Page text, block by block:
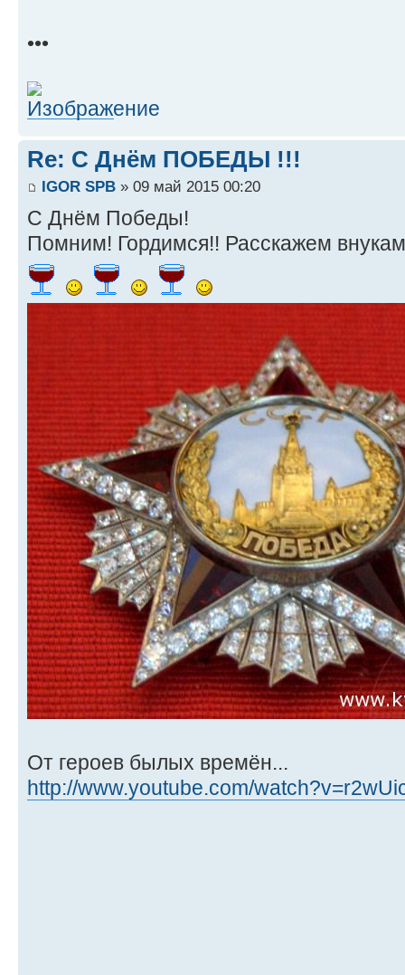
•••
Re: С Днём ПОБЕДЫ !!!
IGOR SPB » 09 май 2015 00:20
С Днём Победы!
Помним! Гордимся!! Расскажем
От героев былых времён...
http://www.youtube.com/